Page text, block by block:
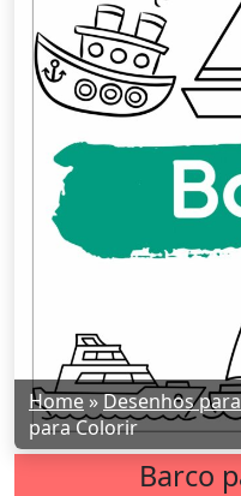
Home»Desenhos
para Colorir
Barco